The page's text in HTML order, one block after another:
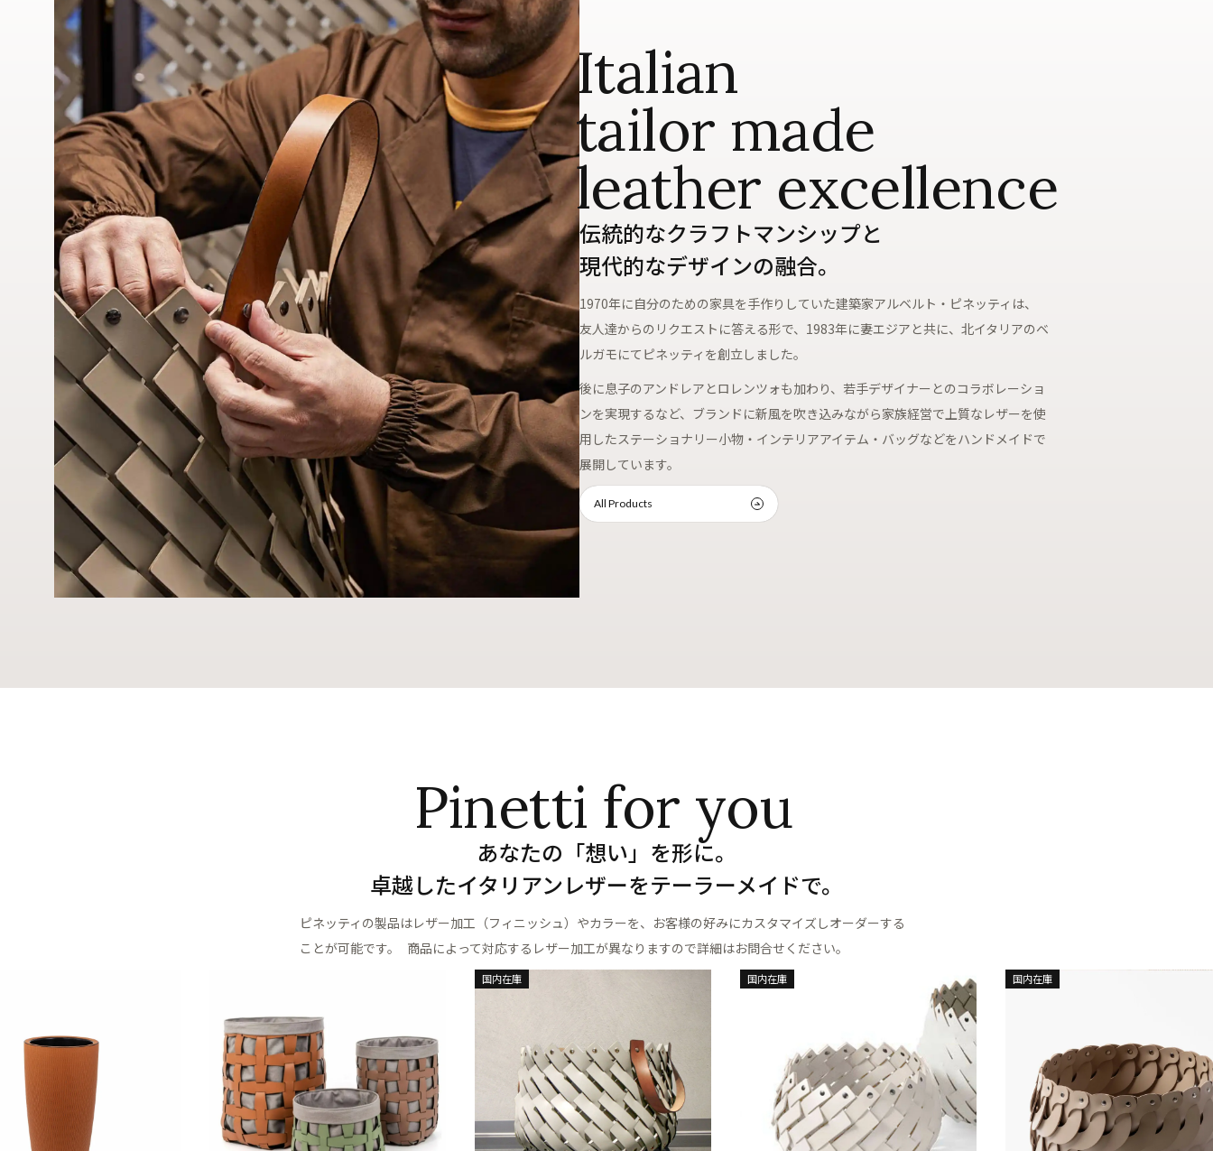
Italian
tailor made
leather excellence
伝統的なクラフトマンシップと
現代的なデザインの融合。
1970年に自分のための家具を手作りしていた建築家アルベルト・ピネッティは、
友人達からのリクエストに答える形で、1983年に妻エジアと共に、北イタリアのベ
ルガモにてピネッティを創立しました。
後に息子のアンドレアとロレンツォも加わり、若手デザイナーとのコラボレーショ
ンを実現するなど、ブランドに新風を吹き込みながら家族経営で上質なレザーを使
用したステーショナリー小物・インテリアアイテム・バッグなどをハンドメイドで
展開しています。
All Products
Pinetti for you
あなたの「想い」を形に。
卓越したイタリアンレザーをテーラーメイドで。
ピネッティの製品はレザー加工（フィニッシュ）やカラーを、お客様の好みにカスタマイズしオーダーする
ことが可能です。 商品によって対応するレザー加工が異なりますので詳細はお問合せください。
国内在庫 国内在庫 国内在庫